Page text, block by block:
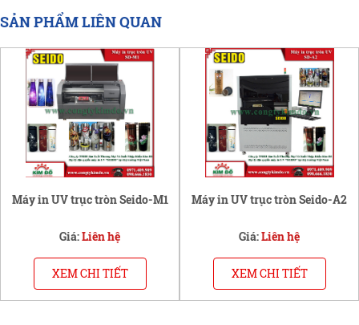
SẢN PHẨM LIÊN QUAN
Máy in UV trục tròn Seido-M1
Giá:Liên hệ
XEM CHI TIẾT
Máy in UV trục tròn Seido-A2
Giá:Liên hệ
XEM CHI TIẾT